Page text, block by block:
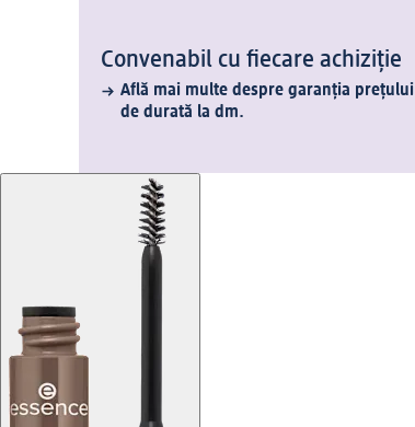
Convenabil cu fiecare achiziție
Află mai multe despre garanția prețului
de durată la dm.